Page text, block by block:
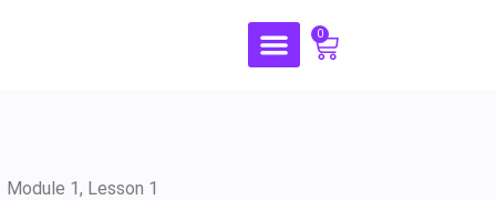
0
Module 1, Lesson 1